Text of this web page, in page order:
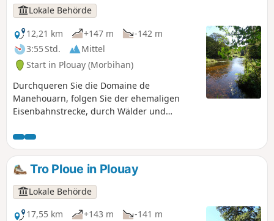
Lokale Behörde
12,21 km
+147 m
-142 m
3:55 Std.
Mittel
Start in Plouay (Morbihan)
Durchqueren Sie die Domaine de
Manehouarn, folgen Sie der ehemaligen
Eisenbahnstrecke, durch Wälder und
eingeschnittene Tal von Pontkalleg, durch
das sich der wilde und reißende Fluss Scorff
schlängelt. Eine herrliche Wanderung im
Herzen der Natur, auf der Sie das Kulturerbe
und die lokale Geschichte entdecken
können.
Tro Ploue in Plouay
Lokale Behörde
17,55 km
+143 m
-141 m